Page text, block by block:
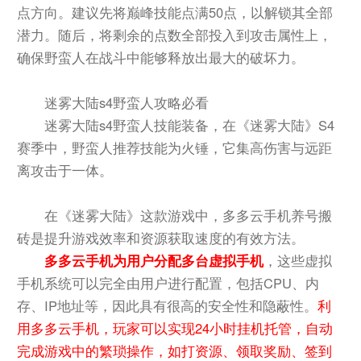
点方向。建议先将巅峰技能点满50点，以解锁其全部
潜力。随后，将剩余的点数全部投入到攻击属性上，
确保野蛮人在战斗中能够释放出最大的破坏力。
迷雾大陆s4野蛮人攻略必看
迷雾大陆s4野蛮人技能装备，在《迷雾大陆》S4
赛季中，野蛮人推荐技能为火锤，它集高伤害与远距
离攻击于一体。
在《迷雾大陆》这款游戏中，多多云手机养号搬
砖是提升游戏效率和资源获取速度的有效方法。
多多云手机为用户分配多台虚拟手机，这些虚拟
手机系统可以完全由用户进行配置，包括CPU、内
存、IP地址等，因此具有很高的安全性和隐蔽性。利
用多多云手机，玩家可以实现24小时挂机托管，自动
完成游戏中的繁琐操作，如打资源、领取奖励、签到